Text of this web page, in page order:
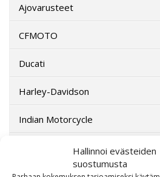
Hallinnoi evästeiden
suostumusta
Ajovarusteet
CFMOTO
Ducati
Harley-Davidson
Indian Motorcycle